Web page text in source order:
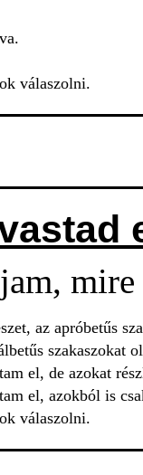
válaszolni.
az apróbetűs
szakaszokat
el, de azokat
el, azokból is
válaszolni.